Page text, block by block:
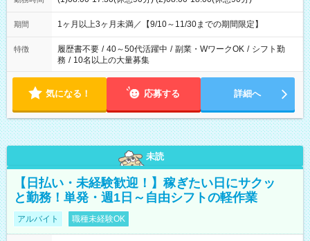
期間 1ヶ月以上3ヶ月未満／【9/10～11/30までの期間限定】
特徴 履歴書不要 / 40～50代活躍中 / 副業・WワークOK / シフト勤
務 / 10名以上の大量募集
気になる！ 応募する 詳細へ
未読
【日払い・未経験歓迎！】稼ぎたい日にサクッ
と勤務！単発・週1日～自由シフトの軽作業
アルバイト 職種未経験OK